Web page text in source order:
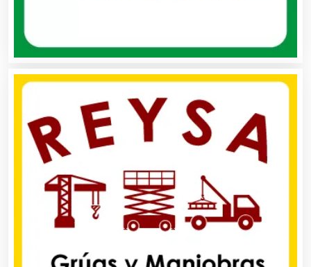
Autopartes Eléctricas
Avaluos
Balnearios